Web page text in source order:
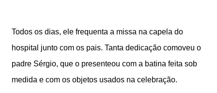
Todos os dias, ele frequenta a missa na capela do
hospital junto com os pais. Tanta dedicação comoveu o
padre Sérgio, que o presenteou com a batina feita sob
medida e com os objetos usados na celebração.